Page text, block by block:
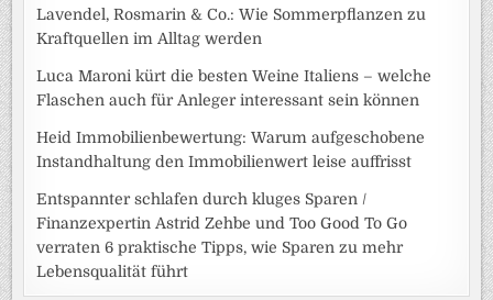
Lavendel, Rosmarin & Co.: Wie Sommerpflanzen zu
Kraftquellen im Alltag werden
Luca Maroni kürt die besten Weine Italiens – welche
Flaschen auch für Anleger interessant sein können
Heid Immobilienbewertung: Warum aufgeschobene
Instandhaltung den Immobilienwert leise auffrisst
Entspannter schlafen durch kluges Sparen /
Finanzexpertin Astrid Zehbe und Too Good To Go
verraten 6 praktische Tipps, wie Sparen zu mehr
Lebensqualität führt